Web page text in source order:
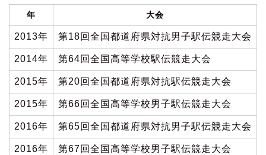
年 大会
2013年 第18回全国都道府県対抗男子駅伝競走大会
2014年 第64回全国高等学校駅伝競走大会
2015年 第20回全国都道府県対抗駅伝競走大会
2015年 第66回全国高等学校男子駅伝競走大会
2016年 第65回全国都道府県対抗男子駅伝競走大会
2016年 第67回全国高等学校男子駅伝競走大会